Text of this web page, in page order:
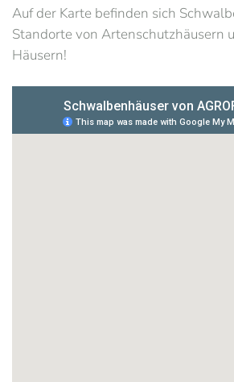
Auf der Karte befinden sich
Standorte von Artenschutzhäusern
Häusern!